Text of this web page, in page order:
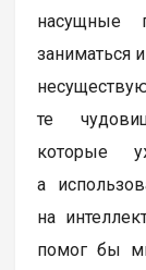
насущные
заниматься
те
которые
а
на
помог бы